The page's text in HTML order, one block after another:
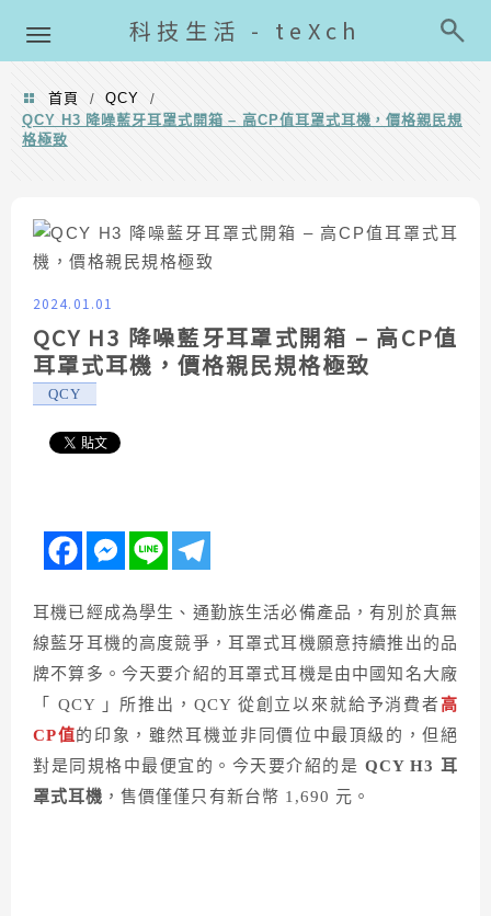
科技生活 - teXch
首頁 / QCY
/
QCY H3 降噪藍牙耳罩式開箱 – 高CP值耳罩式耳機，價格親民規
格極致
2024.01.01
QCY H3 降噪藍牙耳罩式開箱 – 高CP值
耳罩式耳機，價格親民規格極致
QCY
耳機已經成為學生、通勤族生活必備產品，有別於真無
線藍牙耳機的高度競爭，耳罩式耳機願意持續推出的品
牌不算多。今天要介紹的耳罩式耳機是由中國知名大廠
「 QCY 」所推出，QCY 從創立以來就給予消費者高
CP值的印象，雖然耳機並非同價位中最頂級的，但絕
對是同規格中最便宜的。今天要介紹的是 QCY H3 耳
罩式耳機 ，售價僅僅只有新台幣 1,690 元。